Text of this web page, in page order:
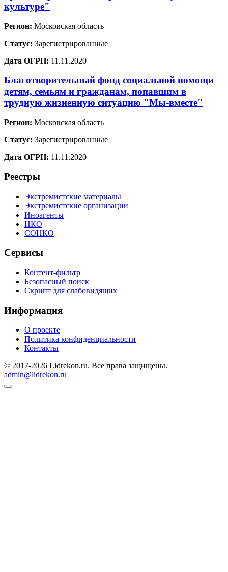
культуре"
Регион: Московская область
Статус: Зарегистрированные
Дата ОГРН: 11.11.2020
Благотворительный фонд социальной помощи
детям, семьям и гражданам, попавшим в
трудную жизненную ситуацию "Мы-вместе"
Регион: Московская область
Статус: Зарегистрированные
Дата ОГРН: 11.11.2020
Реестры
Экстремистские материалы
Экстремистские организации
Иноагенты
НКО
СОНКО
Сервисы
Контент-фильтр
Безопасный поиск
Скрипт для слабовидящих
Информация
О проекте
Политика конфиденциальности
Контакты
© 2017-2026 Lidrekon.ru. Все права защищены.
admin@lidrekon.ru